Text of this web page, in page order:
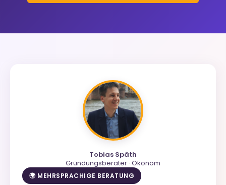
Tobias Späth
Gründungsberater · Ökonom
🌍 MEHRSPRACHIGE BERATUNG